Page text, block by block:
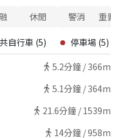
休閒 警消 重要
自行車 (5) 停車場 (5)
5.2分鐘 / 366m
5.1分鐘 / 364m
21.6分鐘 / 1539m
14分鐘 /958m